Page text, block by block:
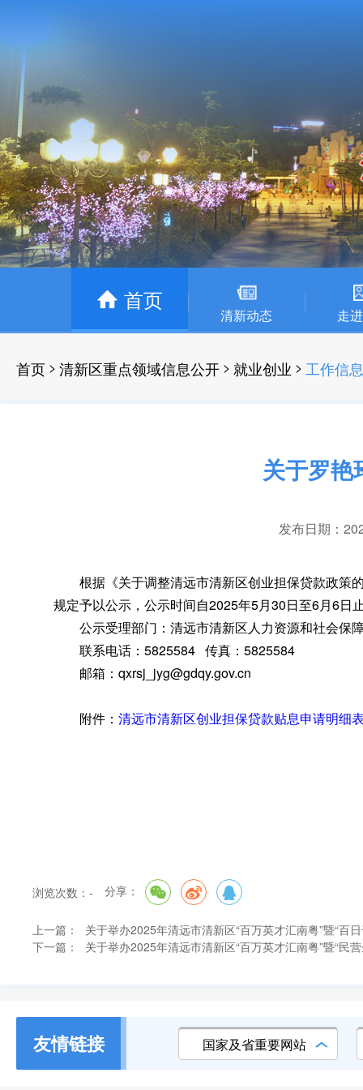
首页
清新动态 走
首页 > 清新区重点领域信息公开 > 就业创业 > 工作信息
关于罗艳
发布日期：
根据《关于调整清远市清新区创业担保贷款政策
规定予以公示 ， 公示时间自2025年5月30日至6月6日
公示受理部门：清远市清新区人力资源和社会保
联系电话：5825584 传真：5825584
邮箱：qxrsj_jyg@gdqy.gov.cn
附件： 清远市清新区创业担保贷款贴息申请明细
浏览次数： - 分享：
上一篇：
关于举办2025年清远市清新区“百万英才汇南粤”暨“百
下一篇：
关于举办2025年清远市清新区“百万英才汇南粤”暨“民
友情链接 国家及省重要网站